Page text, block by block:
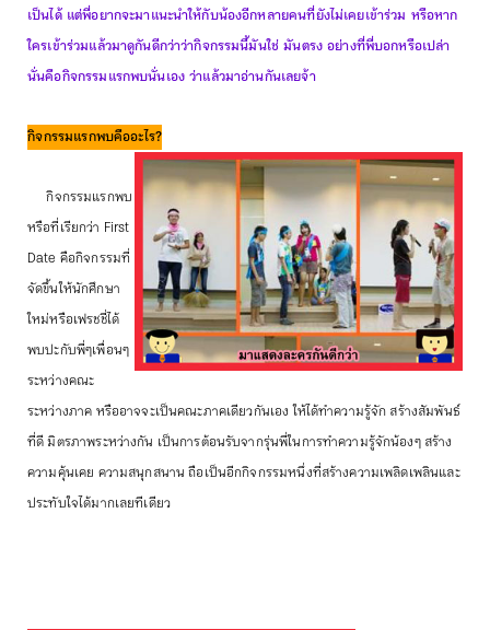
เป็นได้ แต่พี่อยากจะมาแนะนำให้กับน้องอีกหลายคนที่ยังไม่เคยเข้าร่วม หรือหาก
ใครเข้าร่วมแล้วมาดูกันดีกว่าว่ากิจกรรมนี้มันใช่ มันตรง อย่างที่พี่บอกหรือเปล่า
นั่นคือกิจกรรมแรกพบนั่นเอง ว่าแล้วมาอ่านกันเลยจ้า
กิจกรรมแรกพบคืออะไร?
กิจกรรมแรกพบ
หรือที่เรียกว่า First
Date คือกิจกรรมที่
จัดขึ้นให้นักศึกษา
ใหม่หรือเฟรชชี่ได้
พบปะกับพี่ๆเพื่อนๆ
ระหว่างคณะ
ระหว่างภาค หรืออาจจะเป็นคณะภาคเดียวกันเอง ให้ได้ทำความรู้จัก สร้างสัมพันธ์
ที่ดี มิตรภาพระหว่างกัน เป็นการต้อนรับจากรุ่นพี่ในการทำความรู้จักน้องๆ สร้าง
ความคุ้นเคย ความสนุกสนาน ถือเป็นอีกกิจกรรมหนึ่งที่สร้างความเพลิดเพลินและ
ประทับใจได้มากเลยทีเดียว